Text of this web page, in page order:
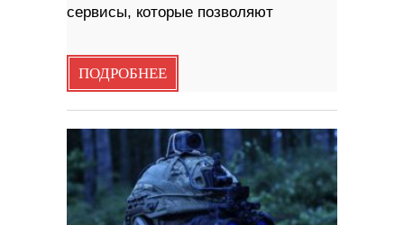
сервисы, которые позволяют
ПОДРОБНЕЕ